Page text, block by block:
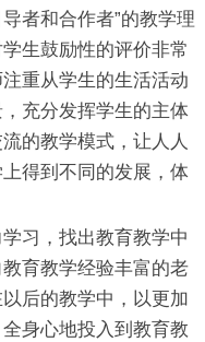
者和合作者”的教学理
生鼓励性的评价非常
重从学生的生活活动
充分发挥学生的主体
的教学模式，让人人
得到不同的发展，体
习，找出教育教学中
育教学经验丰富的老
后的教学中，以更加
身心地投入到教育教